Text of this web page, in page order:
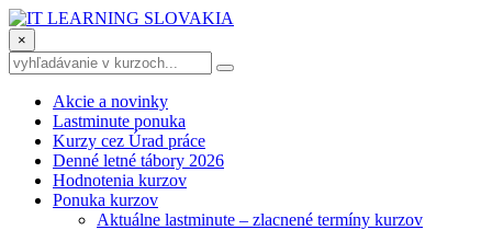
×
Akcie a novinky
Lastminute ponuka
Kurzy cez Úrad práce
Denné letné tábory 2026
Hodnotenia kurzov
Ponuka kurzov
Aktuálne lastminute – zlacnené termíny kurzov